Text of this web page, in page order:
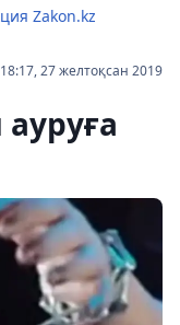
Zakon.kz
18:17, 27 желтоқсан 2019